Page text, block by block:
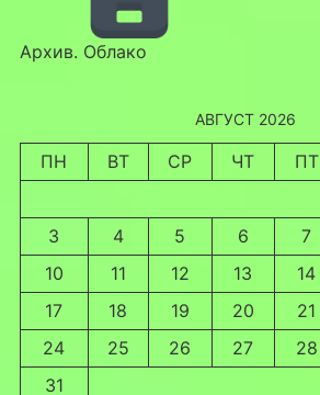
Архив. Облако
АВГУСТ 2026
ПН ВТ СР ЧТ ПТ
3
4 5 6 7
10
11 12 13 14
17
18 19 20 21
24
25 26 27 28
31